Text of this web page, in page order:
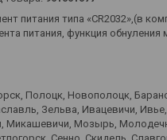
питания типа «CR2032»,(в
питания, функция
Полоцк, Новополоцк,
Зельва, Ивацевичи,
Микашевичи, Мозырь,